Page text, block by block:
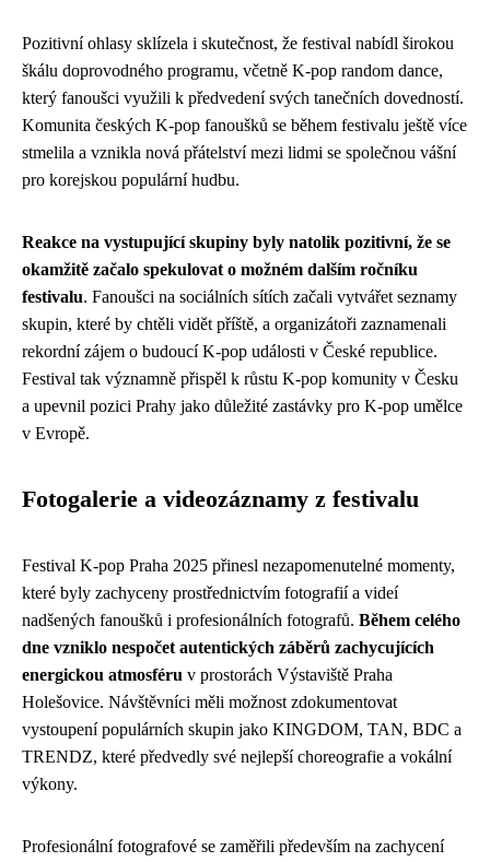
Pozitivní ohlasy sklízela i skutečnost, že festival nabídl širokou
škálu doprovodného programu, včetně K-pop random dance,
který fanoušci využili k předvedení svých tanečních dovedností.
Komunita českých K-pop fanoušků se během festivalu ještě více
stmelila a vznikla nová přátelství mezi lidmi se společnou vášní
pro korejskou populární hudbu.
Reakce na vystupující skupiny byly natolik pozitivní, že se
okamžitě začalo spekulovat o možném dalším ročníku
festivalu. Fanoušci na sociálních sítích začali vytvářet seznamy
skupin, které by chtěli vidět příště, a organizátoři zaznamenali
rekordní zájem o budoucí K-pop události v České republice.
Festival tak významně přispěl k růstu K-pop komunity v Česku
a upevnil pozici Prahy jako důležité zastávky pro K-pop umělce
v Evropě.
Fotogalerie a videozáznamy z festivalu
Festival K-pop Praha 2025 přinesl nezapomenutelné momenty,
které byly zachyceny prostřednictvím fotografií a videí
nadšených fanoušků i profesionálních fotografů. Během celého
dne vzniklo nespočet autentických záběrů zachycujících
energickou atmosféru v prostorách Výstaviště Praha
Holešovice. Návštěvníci měli možnost zdokumentovat
vystoupení populárních skupin jako KINGDOM, TAN, BDC a
TRENDZ, které předvedly své nejlepší choreografie a vokální
výkony.
Profesionální fotografové se zaměřili především na zachycení